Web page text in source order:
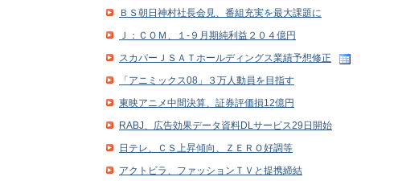
ＢＳ朝日神村社長会見、番組充実を最大課題に
Ｊ：ＣＯＭ、１‐９月期純利益２０４億円
スカパーＪＳＡＴホールディングス業績予想修正
「アニミックス08」３万人動員を目指す
東映アニメ中間決算、証券評価損12億円
RABJ、広告効果データ資料DLサービス29日開始
日テレ、ＣＳ上昇傾向、ＺＥＲＯ好調等
アクトビラ、ファッションＴＶと提携締結